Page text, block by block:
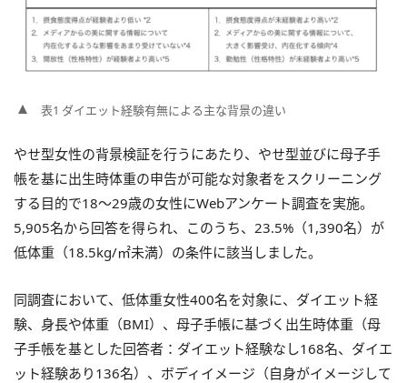
表1 ダイエット経験有無による主な背景の違い
やせ型女性の背景検証を行うにあたり、やせ型並びに母子手
帳を基に出生時体重の申告が可能な対象者をスクリーニング
する目的で18～29歳の女性にWebアンケート調査を実施。
5,905名から回答を得られ、このうち、23.5%（1,390名）が
低体重（18.5kg/㎡未満）の条件に該当しました。
同調査において、低体重女性400名を対象に、ダイエット経
験、身長や体重（BMI）、母子手帳に基づく出生時体重（母
子手帳を基とした回答者：ダイエット経験なし168名、ダイエ
ット経験あり136名）、ボディイメージ（自身がイメージして